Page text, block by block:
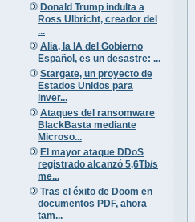
Donald Trump indulta a
Ross Ulbricht, creador del
...
Alia, la IA del Gobierno
Español, es un desastre: ...
Stargate, un proyecto de
Estados Unidos para
inver...
Ataques del ransomware
BlackBasta mediante
Microso...
El mayor ataque DDoS
registrado alcanzó 5,6Tb/s
me...
Tras el éxito de Doom en
documentos PDF, ahora
tam...